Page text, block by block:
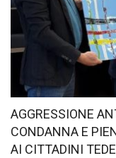
AGGRESSIONE
CONDANNA E
AI CITTADINI